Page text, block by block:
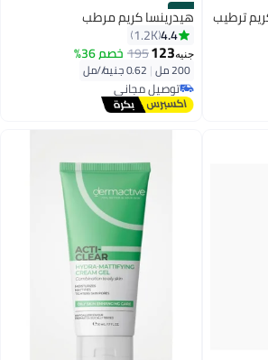
#22
هيدرينسا كريم مرطب
4.4
1.2K
جنيه123
195 خصم 36%
200 مل |
توصيل مجاني
تم بيع +590 مؤخرًا
توصيل مجاني